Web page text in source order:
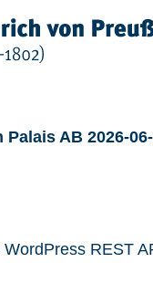
AB 2026-
REST